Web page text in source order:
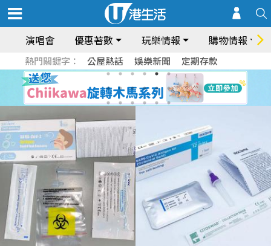
演唱會 優惠著數 玩樂情報 購物情報
熱門關鍵字： 公屋熱話 娛樂新聞 定期存款